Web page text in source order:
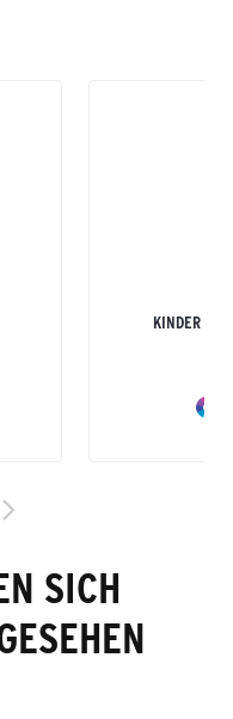
KINDER
SICH